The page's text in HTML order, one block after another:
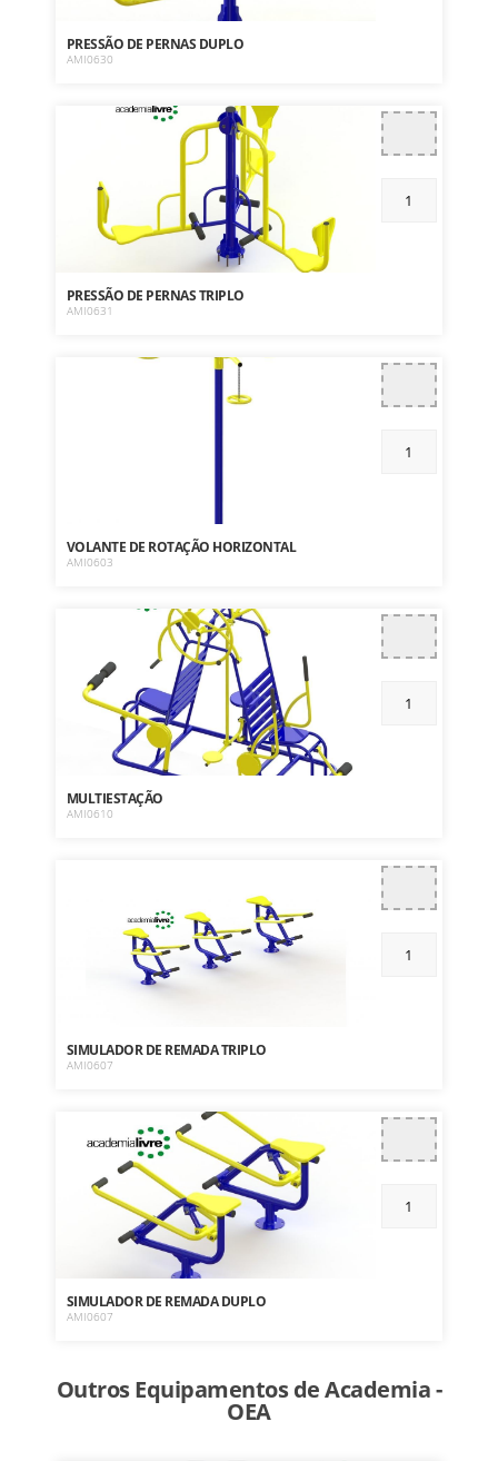
PRESSÃO DE PERNAS DUPLO
AMI0630
PRESSÃO DE PERNAS TRIPLO
AMI0631
VOLANTE DE ROTAÇÃO HORIZONTAL
AMI0603
MULTIESTAÇÃO
AMI0610
SIMULADOR DE REMADA TRIPLO
AMI0607
SIMULADOR DE REMADA DUPLO
AMI0607
Outros Equipamentos de Academia -
OEA